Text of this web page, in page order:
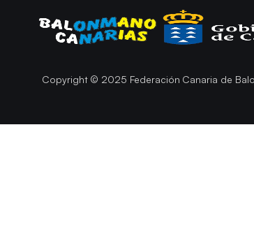
Copyright © 2025 Federación Canaria de